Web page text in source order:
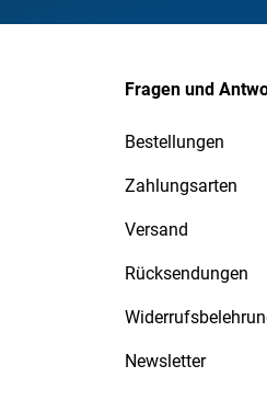
Fragen und
Bestellungen
Zahlungsarten
Versand
Rücksendungen
Newsletter